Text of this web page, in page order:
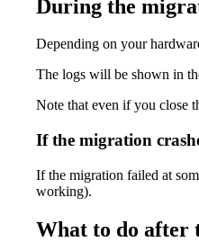
During the
Depending on your
The logs will be shown in
Note that even if you close
If the migration
If the migration failed at
working).
What to do after